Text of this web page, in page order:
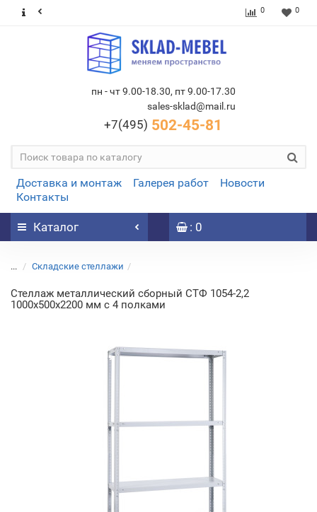
0 0
пн - чт 9.00-18.30, пт 9.00-17.30
sales-sklad@mail.ru
+7(495) 502-45-81
Доставка и монтаж Галерея работ
Новости
Контакты
Каталог : 0
... Складские стеллажи
Стеллаж металлический сборный СТФ 1054-2,2
1000х500х2200 мм с 4 полками